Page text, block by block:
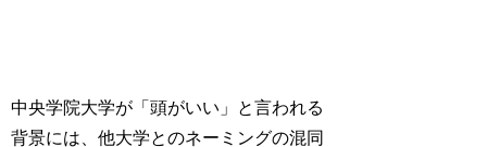
中央学院大学が「頭がいい」と言われる
背景には、他大学とのネーミングの混同